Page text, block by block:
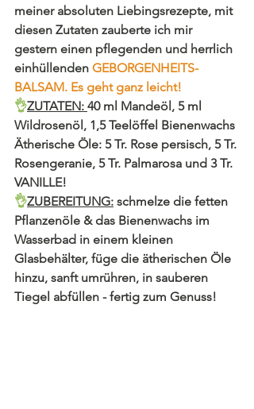
meiner absoluten Liebingsrezepte, mit
diesen Zutaten zauberte ich mir
gestern einen pflegenden und herrlich
einhüllenden GEBORGENHEITS-
BALSAM. Es geht ganz leicht!
👌ZUTATEN: 40 ml Mandeöl, 5 ml
Wildrosenöl, 1,5 Teelöffel Bienenwachs
Ätherische Öle: 5 Tr. Rose persisch, 5 Tr.
Rosengeranie, 5 Tr. Palmarosa und 3 Tr.
VANILLE!
👌ZUBEREITUNG: schmelze die fetten
Pflanzenöle & das Bienenwachs im
Wasserbad in einem kleinen
Glasbehälter, füge die ätherischen Öle
hinzu, sanft umrühren, in sauberen
Tiegel abfüllen - fertig zum Genuss!